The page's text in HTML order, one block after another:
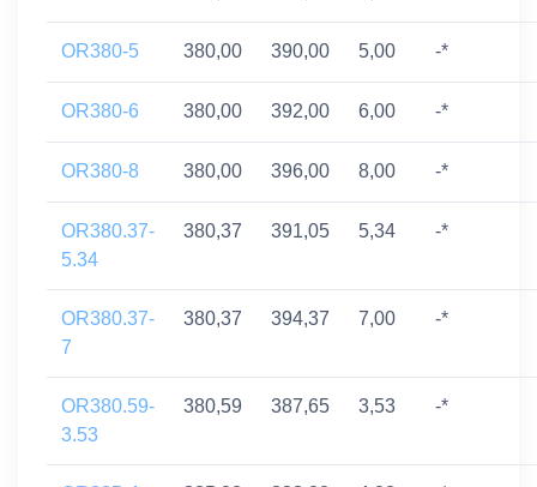
OR380-5 380,00 390,00 5,00 -*
OR380-6 380,00 392,00 6,00 -*
OR380-8 380,00 396,00 8,00 -*
OR380.37-
5.34
380,37 391,05 5,34 -*
OR380.37-
7
380,37 394,37 7,00 -*
OR380.59-
3.53
380,59 387,65 3,53 -*